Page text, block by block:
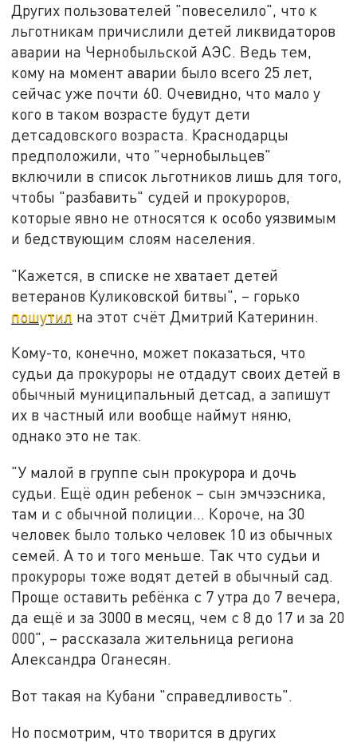
Других пользователей "повеселило", что к
льготникам причислили детей ликвидаторов
аварии на Чернобыльской АЭС. Ведь тем,
кому на момент аварии было всего 25 лет,
сейчас уже почти 60. Очевидно, что мало у
кого в таком возрасте будут дети
детсадовского возраста. Краснодарцы
предположили, что "чернобыльцев"
включили в список льготников лишь для того,
чтобы "разбавить" судей и прокуроров,
которые явно не относятся к особо уязвимым
и бедствующим слоям населения.
"Кажется, в списке не хватает детей
ветеранов Куликовской битвы", – горько
пошутил на этот счёт Дмитрий Катеринин.
Кому-то, конечно, может показаться, что
судьи да прокуроры не отдадут своих детей в
обычный муниципальный детсад, а запишут
их в частный или вообще наймут няню,
однако это не так.
"У малой в группе сын прокурора и дочь
судьи. Ещё один ребенок – сын эмчээсника,
там и с обычной полиции... Короче, на 30
человек было только человек 10 из обычных
семей. А то и того меньше. Так что судьи и
прокуроры тоже водят детей в обычный сад.
Проще оставить ребёнка с 7 утра до 7 вечера,
да ещё и за 3000 в месяц, чем с 8 до 17 и за 20
000", – рассказала жительница региона
Александра Оганесян.
Вот такая на Кубани "справедливость".
Но посмотрим, что творится в других